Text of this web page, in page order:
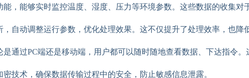
，能够实时监控温度、湿度、压力等环境参数。这些数据的收集对
自动调整运行参数，优化处理效果。这不仅提升了处理效率，也降
通过PC端还是移动端，用户都可以随时随地查看数据、下达指令。
技术，确保数据传输过程中的安全，防止敏感信息泄露。